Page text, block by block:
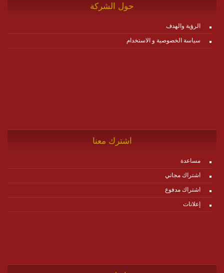
حول الشركة
الرؤية والهدف
سياسة الخصوصية و الاستخدام
اشترك معنا
مساعدة
اشتراك مجاني
اشتراك مدفوع
إعلانات